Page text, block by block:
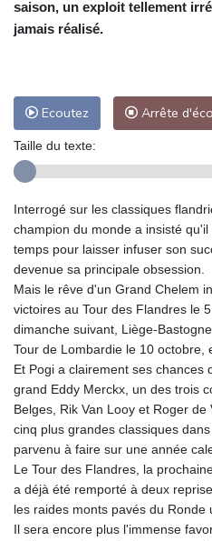
saison, un exploit tellement
jamais réalisé.
Ecoutez Arrête
Taille du texte:
Interrogé sur les classiques
champion du monde a insisté
temps pour laisser infuser son
devenue sa principale obsession.
Mais le rêve d'un Grand Chelem
victoires au Tour des Flandres le
dimanche suivant, Liège-
Tour de Lombardie le 10 octobre,
Et Pogi a clairement ses chances
grand Eddy Merckx, un des trois
Belges, Rik Van Looy et Roger
cinq plus grandes classiques
parvenu à faire sur une année
Le Tour des Flandres, la
a déjà été remporté à deux
les raides monts pavés du
Il sera encore plus l'immense